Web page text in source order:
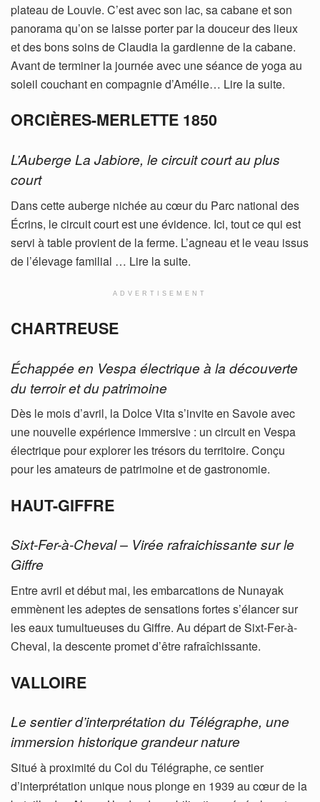
plateau de Louvie. C’est avec son lac, sa cabane et son
panorama qu’on se laisse porter par la douceur des lieux
et des bons soins de Claudia la gardienne de la cabane.
Avant de terminer la journée avec une séance de yoga au
soleil couchant en compagnie d’Amélie… Lire la suite.
ORCIÈRES-MERLETTE 1850
L’Auberge La Jabiore, le circuit court au plus
court
Dans cette auberge nichée au cœur du Parc national des
Écrins, le circuit court est une évidence. Ici, tout ce qui est
servi à table provient de la ferme. L’agneau et le veau issus
de l’élevage familial … Lire la suite.
ADVERTISEMENT
CHARTREUSE
Échappée en Vespa électrique à la découverte
du terroir et du patrimoine
Dès le mois d’avril, la Dolce Vita s’invite en Savoie avec
une nouvelle expérience immersive : un circuit en Vespa
électrique pour explorer les trésors du territoire. Conçu
pour les amateurs de patrimoine et de gastronomie.
HAUT-GIFFRE
Sixt-Fer-à-Cheval – Virée rafraichissante sur le
Giffre
Entre avril et début mai, les embarcations de Nunayak
emmènent les adeptes de sensations fortes s’élancer sur
les eaux tumultueuses du Giffre. Au départ de Sixt-Fer-à-
Cheval, la descente promet d’être rafraîchissante.
VALLOIRE
Le sentier d’interprétation du Télégraphe, une
immersion historique grandeur nature
Situé à proximité du Col du Télégraphe, ce sentier
d’interprétation unique nous plonge en 1939 au cœur de la